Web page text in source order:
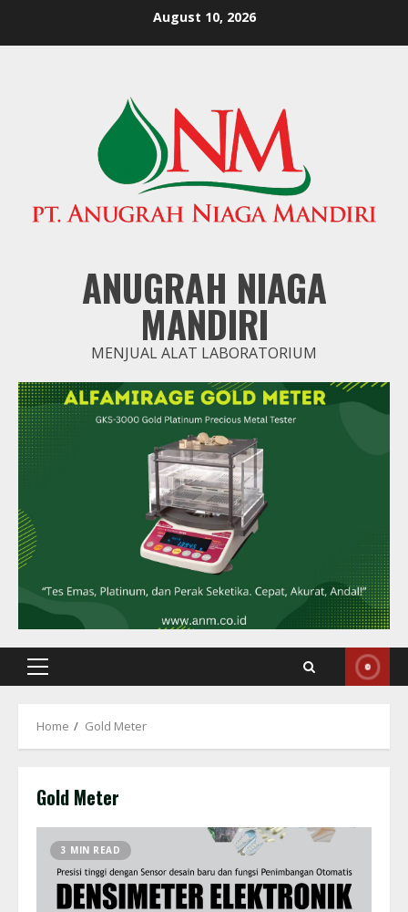
August 10, 2026
ANUGRAH NIAGA
MANDIRI
MENJUAL ALAT LABORATORIUM
Primary
Home Gold Meter
Gold Meter
3 MIN READ